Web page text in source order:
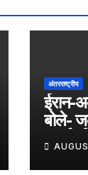
अंतरराष्ट्रीय
ईरान-
बोले-
संघर्ष,